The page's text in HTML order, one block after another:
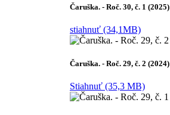
Čaruška. - Roč. 30, č. 1 (2025)
stiahnuť (34,1MB)
Čaruška. - Roč. 29, č. 2 (2024)
Stiahnuť (35,3 MB)